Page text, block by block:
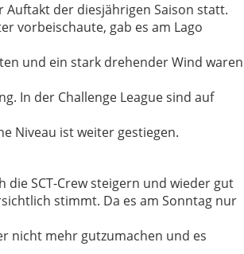
Auftakt der diesjährigen Saison statt.
vorbeischaute, gab es am Lago
und ein stark drehender Wind waren
In der Challenge League sind auf
Niveau ist weiter gestiegen.
die SCT-Crew steigern und wieder gut
stimmt. Da es am Sonntag nur
nicht mehr gutzumachen und es